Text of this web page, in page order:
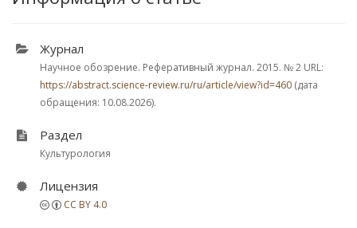
Журнал
Научное обозрение. Реферативный журнал. 2015. № 2 URL:
https://abstract.science-review.ru/ru/article/view?id=460 (дата
обращения: 10.08.2026).
Раздел
Культурология
Лицензия
CC BY 4.0